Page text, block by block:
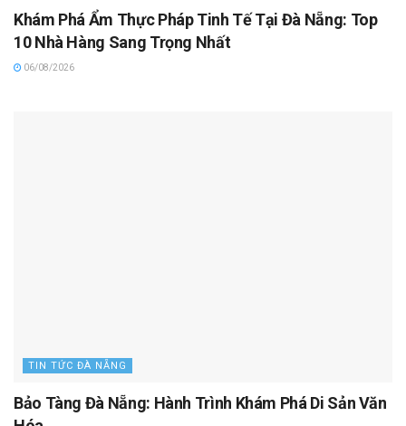
Khám Phá Ẩm Thực Pháp Tinh Tế Tại Đà Nẵng: Top
10 Nhà Hàng Sang Trọng Nhất
06/08/2026
TIN TỨC ĐÀ NẴNG
Bảo Tàng Đà Nẵng: Hành Trình Khám Phá Di Sản Văn